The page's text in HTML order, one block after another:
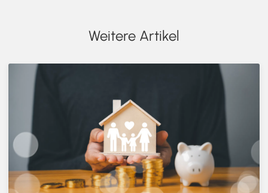
Weitere Artikel